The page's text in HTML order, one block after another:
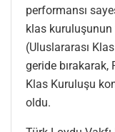
performansı
klas kuruluşunun
(Uluslararası
geride bırakarak,
Klas Kuruluşu
oldu.